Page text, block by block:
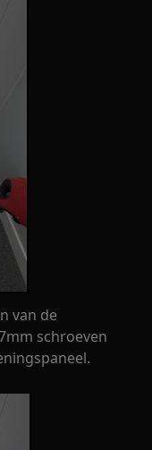
van de
schroeven